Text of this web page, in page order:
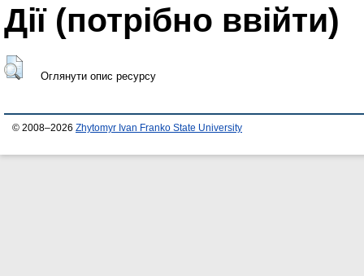
Дії ​​(потрібно ввійти)
Оглянути опис ресурсу
© 2008–2026 Zhytomyr Ivan Franko State University